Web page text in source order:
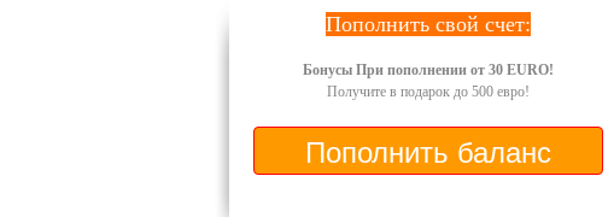
Пополнить свой счет:
Бонусы При пополнении от 30 EURO!
Получите в подарок до 500 евро!